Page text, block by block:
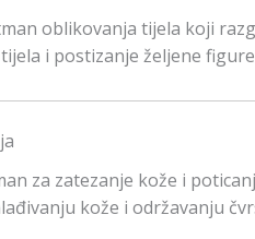
oblikovanja tijela koji
i postizanje željene
za zatezanje kože i
kože i održavanju